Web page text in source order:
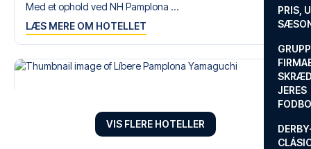
PRIS,
JERES
fodboldtur.
Med et ophold ved NH Pamplona ...
LÆS MERE OM HOTELLET
VIS FLERE HOTELLER